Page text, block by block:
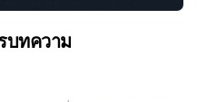
บทความ